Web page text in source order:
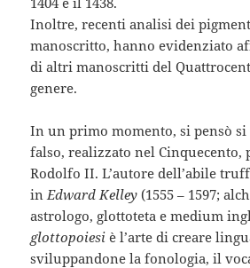
Inoltre, recenti analisi dei
manoscritto, hanno evidenziato
di altri manoscritti del
genere.
In un primo momento, si pensò si
falso, realizzato nel Cinquecento,
Rodolfo II. L’autore dell’abile
in Edward Kelley (1555 – 1597;
astrologo, glottoteta e medium
glottopoiesi è l’arte di creare
sviluppandone la fonologia, il